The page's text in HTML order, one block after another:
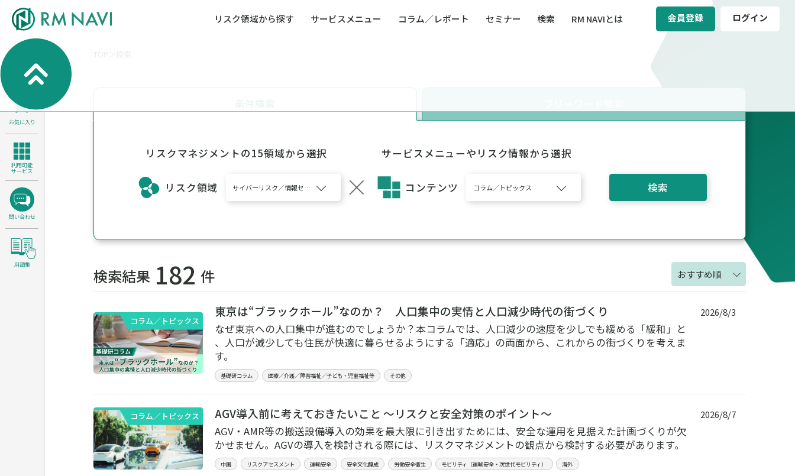
リスク領域から探す サービスメニュー コラム／レポート セミナー 検索 RM NAVIとは 会員登録 ログイン
サイバーリスク／情報セキュリティ
健康経営・人事・組織課題解決支援（含むメンモビリティ（運輸安全・次世代モビリティ）
サステナビリティ経営支援
人権・人的資本課題解決支援
安全文化醸成／労働安全衛生
検索
お気に入り
利用可能
サービス
問い合わせ
用語集
条件検索
リスクマネジメントの15領域から選択
リスク領域 サイバーリスク／情報セキュリティ、全社的リスク管理（ERM）、海外
サービスメニューやリスク情報から選択
コンテンツ コラム／トピックス 検索
検索結果 182 件 おすすめ順
コラム／トピックス
東京は“ブラックホール”なのか？ 人口集中の実情と人口減少時代の街づくり
なぜ東京への人口集中が進むのでしょうか？本コラムでは、人口減少の速度を少しでも緩める「緩和」と
、人口が減少しても住民が快適に暮らせるようにする「適応」の両面から、これからの街づくりを考えま
す。
基礎研コラム 医療／介護／障害福祉／子ども・児童福祉等 その他
2026/8/3
コラム／トピックス AGV導入前に考えておきたいこと 〜リスクと安全対策のポイント〜
AGV・AMR等の搬送設備導入の効果を最大限に引き出すためには、安全な運用を見据えた計画づくりが欠
かせません。AGVの導入を検討される際には、リスクマネジメントの観点から検討する必要があります。
中国 リスクアセスメント 運輸安全 安全文化醸成 労働安全衛生 モビリティ（運輸安全・次世代モビリティ） 海外
2026/8/7